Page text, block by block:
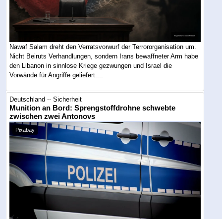
Nawaf Salam dreht den Verratsvorwurf der Terrororganisation um.
Nicht Beiruts Verhandlungen, sondern Irans bewaffneter Arm habe
den Libanon in sinnlose Kriege gezwungen und Israel die
Vorwände für Angriffe geliefert....
Deutschland -- Sicherheit
Munition an Bord: Sprengstoffdrohne schwebte
zwischen zwei Antonovs
Pixabay